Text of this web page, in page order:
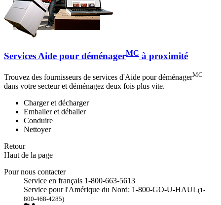
Services Aide pour déménagerMC à proximité
Trouvez des fournisseurs de services d'Aide pour déménagerMC
dans votre secteur et déménagez deux fois plus vite.
Charger et décharger
Emballer et déballer
Conduire
Nettoyer
Retour
Haut de la page
Pour nous contacter
Service en français 1-800-663-5613
Service pour l'Amérique du Nord: 1-800-GO-U-HAUL(1-
800-468-4285)